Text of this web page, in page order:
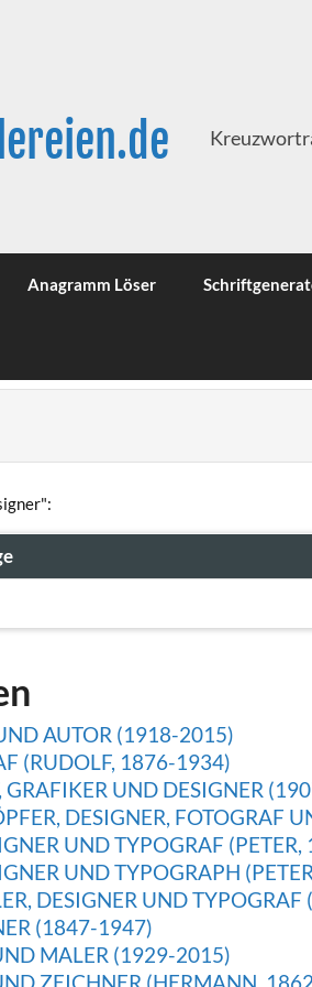
Anagramm Löser
AUTOR (1918-2015)
(RUDOLF, 1876-1934)
UND DESIGNER
DESIGNER, FOTOGRAF
UND TYPOGRAF
UND TYPOGRAPH
DESIGNER UND
(1847-1947)
MALER (1929-2015)